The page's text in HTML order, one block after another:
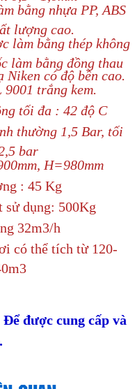
bằng nhựa PP, ABS
lượng cao.
làm bằng thép không
làm bằng đồng thau
Niken có độ bền cao.
trắng kem.
tối đa : 42 độ C
thường 1,5 Bar, tối
bar
H=980mm
: 45 Kg
dụng: 500Kg
32m3/h
có thể tích từ 120-
Để được cung cấp và